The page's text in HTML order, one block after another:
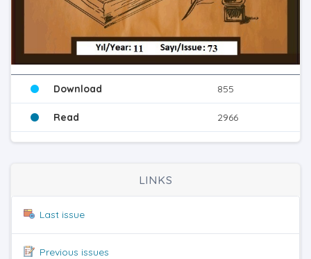
Download 855
Read 2966
LINKS
Last issue
Previous issues